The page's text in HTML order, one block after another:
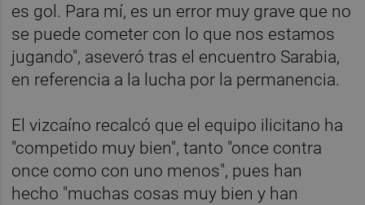
es gol. Para mí, es un error muy grave que no
se puede cometer con lo que nos estamos
jugando", aseveró tras el encuentro Sarabia,
en referencia a la lucha por la permanencia.
El vizcaíno recalcó que el equipo ilicitano ha
"competido muy bien", tanto "once contra
once como con uno menos", pues han
hecho "muchas cosas muy bien y han